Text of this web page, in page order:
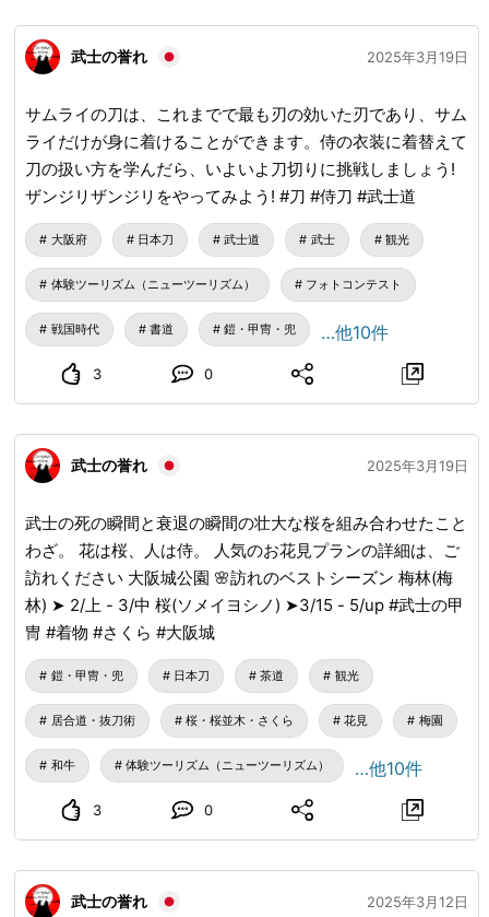
武士の誉れ 2025年3月19日
サムライの刀は、これまでで最も刃の効いた刃であり、サム
ライだけが身に着けることができます。侍の衣装に着替えて
刀の扱い方を学んだら、いよいよ刀切りに挑戦しましょう!
ザンジリザンジリをやってみよう! #刀 #侍刀 #武士道
大阪府 日本刀 武士道 武士 観光
体験ツーリズム（ニューツーリズム） フォトコンテスト
戦国時代 書道 鎧・甲冑・兜 …他10件
3 0
武士の誉れ 2025年3月19日
武士の死の瞬間と衰退の瞬間の壮大な桜を組み合わせたこと
わざ。 花は桜、人は侍。 人気のお花見プランの詳細は、ご
訪れください 大阪城公園 🌸訪れのベストシーズン 梅林(梅
林) ➤ 2/上 - 3/中 桜(ソメイヨシノ) ➤3/15 - 5/up #武士の甲
冑 #着物 #さくら #大阪城
鎧・甲冑・兜 日本刀 茶道 観光
居合道・抜刀術 桜・桜並木・さくら 花見 梅園
和牛 体験ツーリズム（ニューツーリズム） …他10件
3 0
武士の誉れ 2025年3月12日